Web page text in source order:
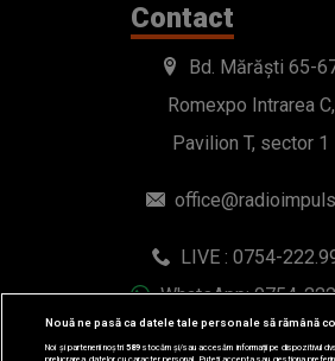
Contact
Bd. Mărăști 65-
Romexpo Intrarea C,
Pavilion T, sector 1
LIVE : 0754-
WhatsApp: 0754-
Nouă ne pasă ca datele tale personale să rămână
Noi și partenerii noștri589stocăm și/sau accesăm informații pe dispozitivul
prelucrarea datelor cu caracter personal. Puteți accepta sau gestiona